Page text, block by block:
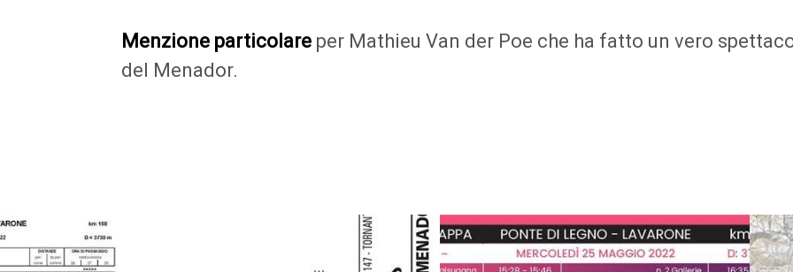
Menzione particolare per Mathieu Van der Poe che ha fatto un vero
del Menador.